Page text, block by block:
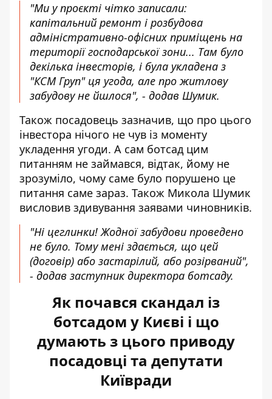
"Ми у проєкті чітко записали:
капітальний ремонт і розбудова
адміністративно-офісних приміщень на
території господарської зони... Там було
декілька інвесторів, і була укладена з
"КСМ Груп" ця угода, але про житлову
забудову не йшлося", - додав Шумик.
Також посадовець зазначив, що про цього
інвестора нічого не чув із моменту
укладення угоди. А сам ботсад цим
питанням не займався, відтак, йому не
зрозуміло, чому саме було порушено це
питання саме зараз. Також Микола Шумик
висловив здивування заявами чиновників.
"Ні цеглинки! Жодної забудови проведено
не було. Тому мені здається, що цей
(договір) або застарілий, або розірваний",
- додав заступник директора ботсаду.
Як почався скандал із
ботсадом у Києві і що
думають з цього приводу
посадовці та депутати
Київради